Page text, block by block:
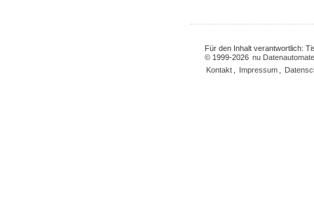
Für den Inhalt verantwortlich:
© 1999-2026 nu
Kontakt
Impressum